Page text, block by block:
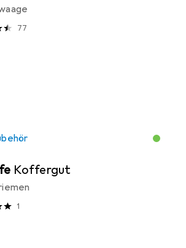
77
Koffergut
1